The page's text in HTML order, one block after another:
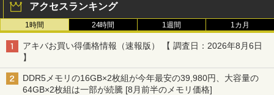
アクセスランキング
1時間 24時間 1週間 1カ月
アキバお買い得価格情報（速報版） 【 調査日：2026年8月6日
】
DDR5メモリの16GB×2枚組が今年最安の39,980円、大容量の
64GB×2枚組は一部が続騰 [8月前半のメモリ価格]